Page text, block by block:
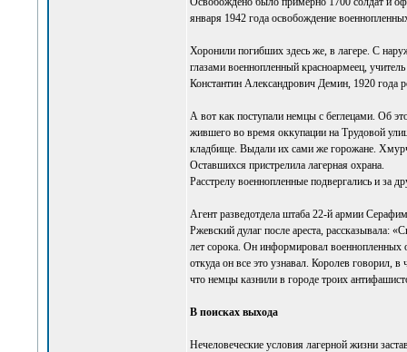
января 1942 года освобождение
Хоронили погибших здесь же, в лагере. С
глазами военнопленный красноармеец,
Константин Александрович Демин, 1920 года
А вот как поступали немцы с беглецами. Об
жившего во время оккупации на Трудовой
кладбище. Выдали их сами же горожане.
Оставшихся пристрелила лагерная охрана.
Расстрелу военнопленные подвергались и за
Агент разведотдела штаба 22-й армии
Ржевский дулаг после ареста, рассказывала:
лет сорока. Он информировал военнопленных
откуда он все это узнавал. Королев говорил,
что немцы казнили в городе троих
В поисках выхода
Нечеловеческие условия лагерной жизни